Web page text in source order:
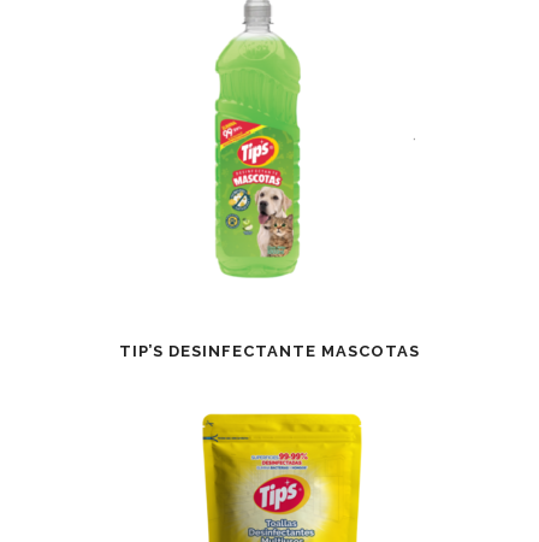
TIP’S DESINFECTANTE MASCOTAS